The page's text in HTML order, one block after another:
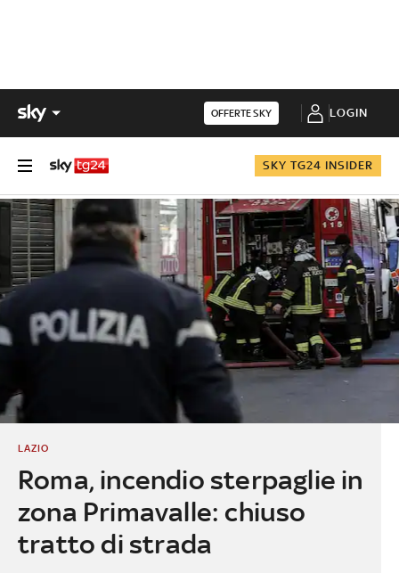
OFFERTE SKY LOGIN
SKY TG24 INSIDER
Roma, incendio sterpaglie in
zona Primavalle: chiuso
tratto di strada
LAZIO